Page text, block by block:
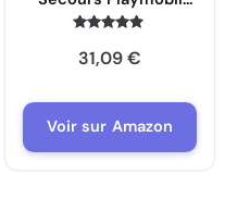
City Life –
Montagne
4.7
sur 5
31,09€
Voir sur Amazon